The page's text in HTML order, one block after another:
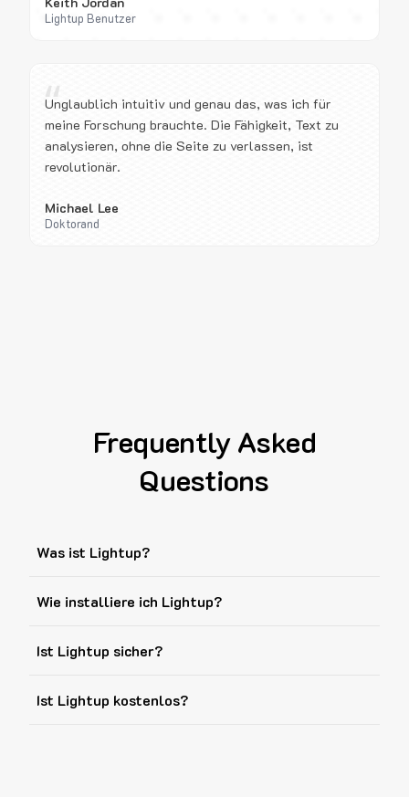
Lightup Benutzer
“
Unglaublich intuitiv und genau das, was ich für
meine Forschung brauchte. Die Fähigkeit, Text zu
analysieren, ohne die Seite zu verlassen, ist
revolutionär.
Michael Lee
Doktorand
Frequently Asked
Questions
Was ist Lightup?
Wie installiere ich Lightup?
Ist Lightup sicher?
Ist Lightup kostenlos?